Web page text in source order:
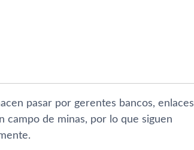
pasar por gerentes bancos, enlaces
de minas, por lo que siguen